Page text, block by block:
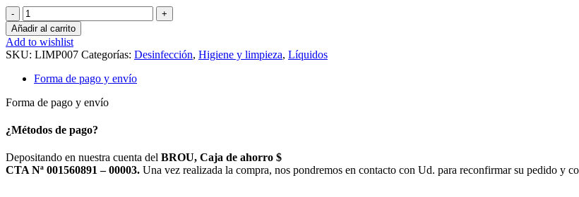
DESINFECTANTE
PARA
PISOS
10
LITROS
LAVANDA
cantidad
Añadir al carrito
Add to wishlist
SKU: LIMP007 Categorías: Desinfección, Higiene y limpieza, Líquidos
Forma de pago y envío
Forma de pago y envío
¿Métodos de pago?
Depositando en nuestra cuenta del BROU, Caja de ahorro $
CTA Nª 001560891 – 00003. Una vez realizada la compra, nos pondremos en contacto con Ud. para reconfirmar su pedido y